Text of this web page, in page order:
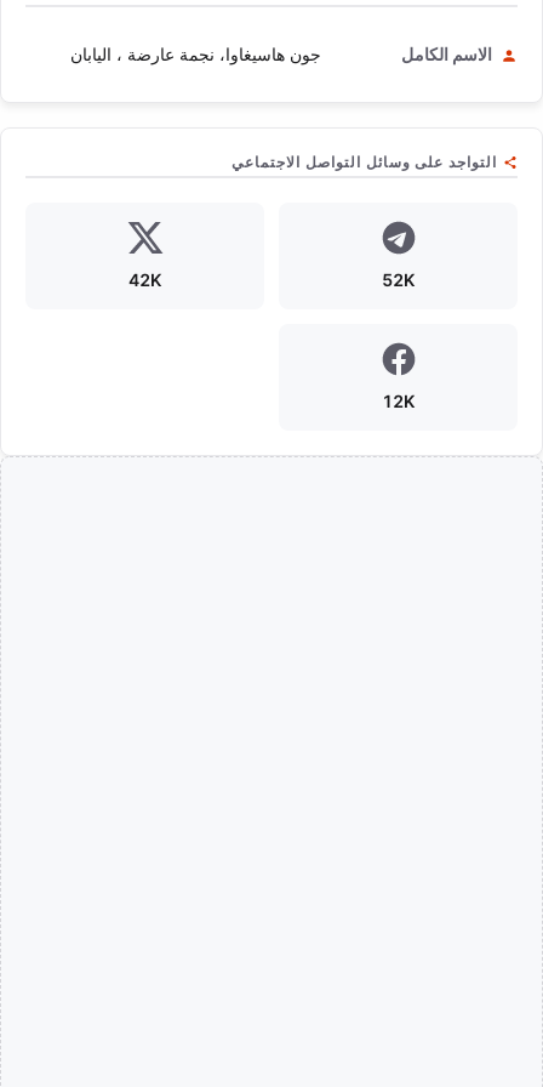
الاسم الكامل جون هاسيغاوا، نجمة عارضة ، اليابان
التواجد على وسائل التواصل الاجتماعي
52K
42K
12K